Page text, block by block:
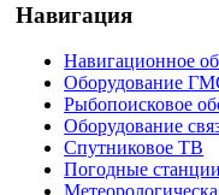
Навигация
Навигационное
Оборудование
Рыбопоисковое
Оборудование
Спутниковое ТВ
Погодные станции